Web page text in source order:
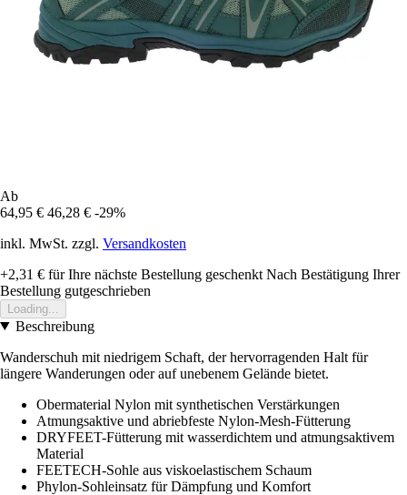
Ab
64,95 € 46,28 € -29%
inkl. MwSt. zzgl. Versandkosten
+2,31 € für Ihre nächste Bestellung geschenkt Nach Bestätigung Ihrer
Bestellung gutgeschrieben
Loading...
Beschreibung
Wanderschuh mit niedrigem Schaft, der hervorragenden Halt für
längere Wanderungen oder auf unebenem Gelände bietet.
Obermaterial Nylon mit synthetischen Verstärkungen
Atmungsaktive und abriebfeste Nylon-Mesh-Fütterung
DRYFEET-Fütterung mit wasserdichtem und atmungsaktivem
Material
FEETECH-Sohle aus viskoelastischem Schaum
Phylon-Sohleinsatz für Dämpfung und Komfort